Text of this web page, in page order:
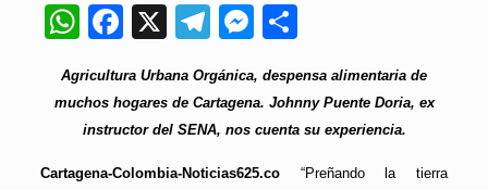
WhatsApp
Facebook
X Telegram
Messenger
Agricultura Urbana Orgánica, despensa alimentaria de
muchos hogares de Cartagena. Johnny Puente Doria, ex
instructor del SENA, nos cuenta su experiencia.
Cartagena-Colombia-Noticias625.co“Preñando la tierra